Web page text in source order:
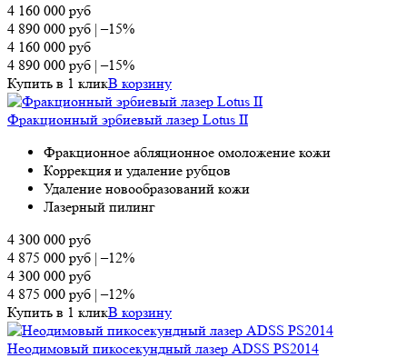
4 160 000 руб
4 890 000 руб |–15%
4 160 000 руб
4 890 000 руб |–15%
Купить в 1 кликВ корзину
Фракционный эрбиевый лазер Lotus II
Фракционное абляционное омоложение кожи
Коррекция и удаление рубцов
Удаление новообразований кожи
Лазерный пилинг
4 300 000 руб
4 875 000 руб |–12%
4 300 000 руб
4 875 000 руб |–12%
Купить в 1 кликВ корзину
Неодимовый пикосекундный лазер ADSS PS2014